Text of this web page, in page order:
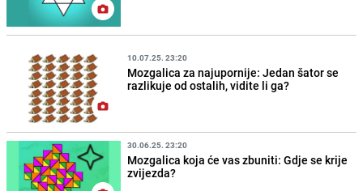
10.07.25. 23:20
Mozgalica za najupornije: Jedan šator se
razlikuje od ostalih, vidite li ga?
30.06.25. 23:20
Mozgalica koja će vas zbuniti: Gdje se krije
zvijezda?